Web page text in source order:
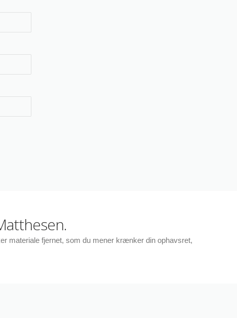
materiale fjernet, som du mener krænker din ophavsret,